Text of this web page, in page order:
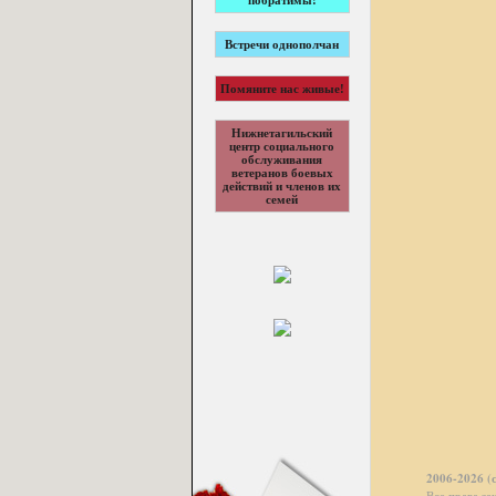
Встречи однополчан
Помяните нас живые!
Нижнетагильский
центр социального
обслуживания
ветеранов боевых
действий и членов их
семей
2006-2026